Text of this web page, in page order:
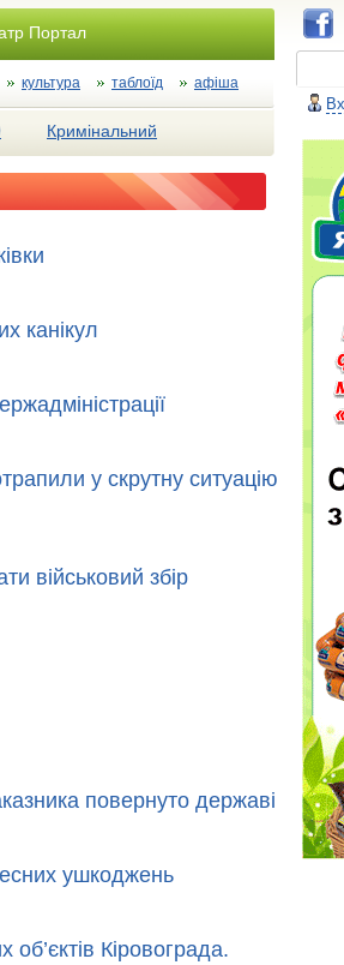
Портал
культура таблоїд афіша
Кримінальний
канікул
у скрутну ситуацію
військовий збір
повернуто державі
ушкоджень
Кіровограда.